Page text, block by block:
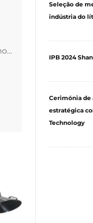
Seleção de
indústria do
IPB 2024
Cerimónia de
estratégica
Technology